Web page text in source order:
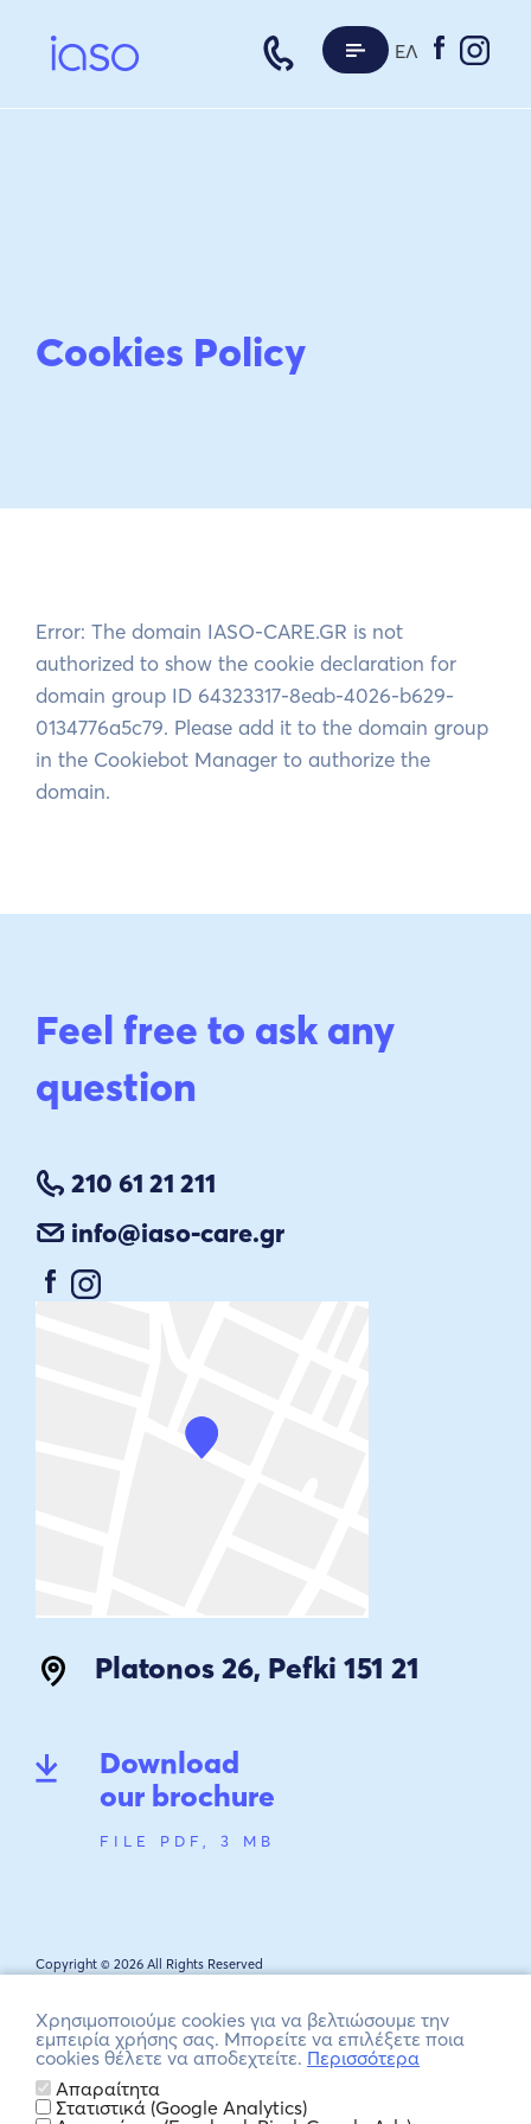
content
ΕΛ
Cookies Policy
Error: The domain IASO-CARE.GR is not
authorized to show the cookie declaration for
domain group ID 64323317-8eab-4026-b629-
0134776a5c79. Please add it to the domain group
in the Cookiebot Manager to authorize the
domain.
Feel free to ask any
question
210 61 21 211
info@iaso-care.gr
Platonos 26, Pefki 151 21
Download
our brochure
FILE PDF, 3 MB
Copyright © 2026 All Rights Reserved
Member of
Χρησιμοποιούμε cookies για να βελτιώσουμε την
εμπειρία χρήσης σας. Μπορείτε να επιλέξετε ποια
cookies θέλετε να αποδεχτείτε. Περισσότερα
Απαραίτητα
Στατιστικά (Google Analytics)